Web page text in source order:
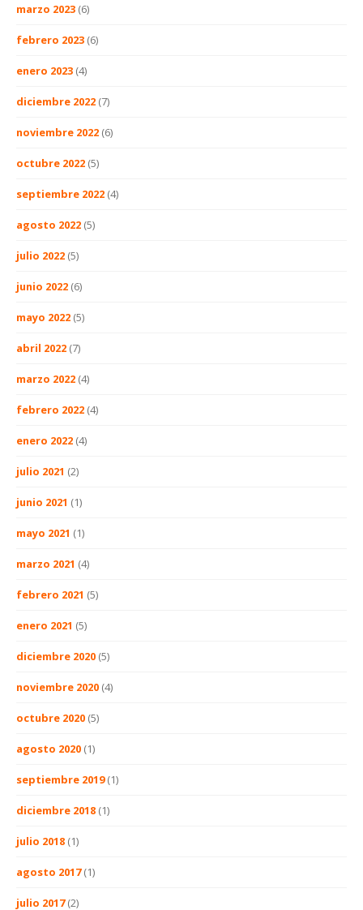
marzo 2023 (6)
febrero 2023 (6)
enero 2023 (4)
diciembre 2022 (7)
noviembre 2022 (6)
octubre 2022 (5)
septiembre 2022 (4)
agosto 2022 (5)
julio 2022 (5)
junio 2022 (6)
mayo 2022 (5)
abril 2022 (7)
marzo 2022 (4)
febrero 2022 (4)
enero 2022 (4)
julio 2021 (2)
junio 2021 (1)
mayo 2021 (1)
marzo 2021 (4)
febrero 2021 (5)
enero 2021 (5)
diciembre 2020 (5)
noviembre 2020 (4)
octubre 2020 (5)
agosto 2020 (1)
septiembre 2019(1)
diciembre 2018 (1)
julio 2018 (1)
agosto 2017(1)
julio 2017(2)